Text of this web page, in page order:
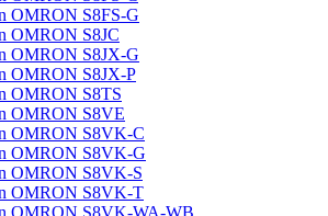
OMRON S8FS-G
OMRON S8JC
OMRON S8JX-G
OMRON S8JX-P
OMRON S8TS
OMRON S8VE
OMRON S8VK-C
OMRON S8VK-G
OMRON S8VK-S
OMRON S8VK-T
OMRON S8VK-WA-WB